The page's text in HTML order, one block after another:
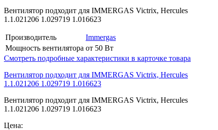
Вентилятор подходит для IMMERGAS Victrix, Hercules
1.1.021206 1.029719 1.016623
Производитель
Immergas
Мощность вентилятора от 50 Вт
Смотреть подробные характеристики в карточке товара
Вентилятор подходит для IMMERGAS Victrix, Hercules
1.1.021206 1.029719 1.016623
Вентилятор подходит для IMMERGAS Victrix, Hercules
1.1.021206 1.029719 1.016623
Цена: